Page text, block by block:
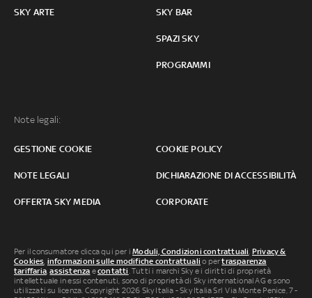
SKY ARTE SKY BAR
SPAZI SKY
PROGRAMMI
Note legali:
GESTIONE COOKIE COOKIE POLICY
NOTE LEGALI DICHIARAZIONE DI ACCESSIBILITÀ
OFFERTA SKY MEDIA CORPORATE
Per il consumatore clicca qui per iModuli, Condizioni contrattuali Privacy &
Cookies informazioni sulle modifiche contrattuali o pertrasparenza
tariffaria ,assistenza econtatti . Tutti i marchi Sky e i diritti di proprietà
intellettuale in essi contenuti, sono di proprietà di Sky international AG e sono
utilizzati su licenza. Copyright 2026 Sky Italia - Sky Italia Srl Via Monte Penice, 7 -